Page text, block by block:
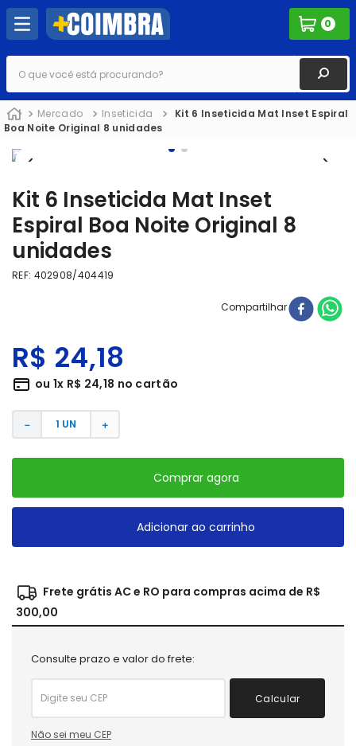
0
O que você está procurando?
Mercado Inseticida
Kit 6 Inseticida Mat Inset Espiral
Boa Noite Original 8 unidades
Kit 6 Inseticida Mat Inset
Espiral Boa Noite Original 8
unidades
REF: 402908/404419
Compartilhar
R$ 24,18
ou 1x R$ 24,18 no cartão
＋
－
Comprar agora
Adicionar ao carrinho
Frete grátis AC e RO para compras acima de R$
300,00
Consulte prazo e valor do frete:
Calcular
Não sei meu CEP